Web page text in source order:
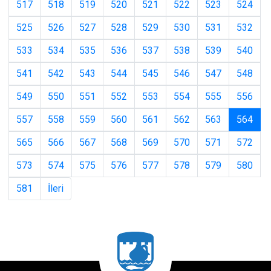
517 518 519 520 521 522 523
524
525
526 527 528 529 530 531
532
533
534 535 536 537 538 539
540
541
542 543 544 545 546 547
548
549
550 551 552 553 554 555
556
557
558 559 560 561 562 563 564
565 566 567 568 569 570 571
572
573
574 575 576 577 578 579
580
581
İleri